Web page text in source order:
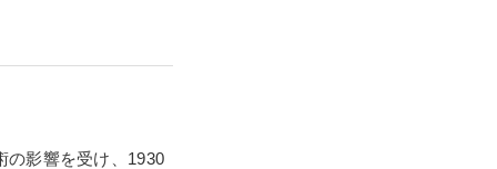
の影響を受け、1930